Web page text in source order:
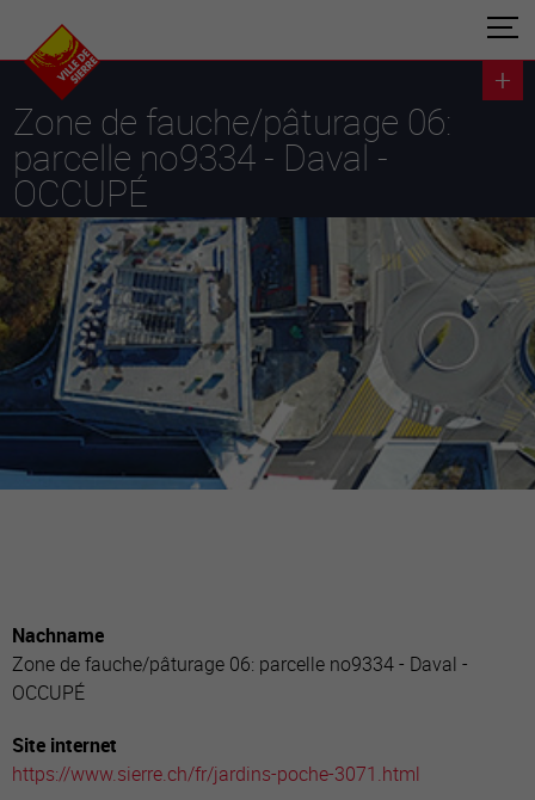
Zone de fauche/pâturage 06:
parcelle no9334 - Daval -
OCCUPÉ
Nachname
Zone de fauche/pâturage 06: parcelle no9334 - Daval -
OCCUPÉ
Site internet
https://www.sierre.ch/fr/jardins-poche-3071.html